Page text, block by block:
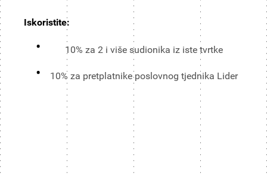
Iskoristite:
10% za 2 i više sudionika iz iste tvrtke
10% za pretplatnike poslovnog tjednika Lider